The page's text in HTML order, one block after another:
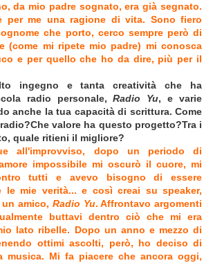
da mio padre sognato, era già segnato.
per me una ragione di vita. Sono fiero
che porto, cerco sempre però di
(come mi ripete mio padre) mi conosca
e per quello che ho da dire, più per il
ingegno e tanta creatività che ha
radio personale,Radio Yu, e varie
anche la tua capacità di scrittura. Come
valore ha questo progetto?Tra i
quale ritieni il migliore?
all'improvviso, dopo un periodo di
impossibile mi oscurò il cuore, mi
tutti e avevo bisogno di essere
le mie verità... e così creai su speaker,
amico, Radio Yu. Affrontavo argomenti
buttavi dentro ciò che mi era
lato ribelle. Dopo un anno e mezzo di
ottimi ascolti, però, ho deciso di
musica. Mi fa piacere che ancora oggi,